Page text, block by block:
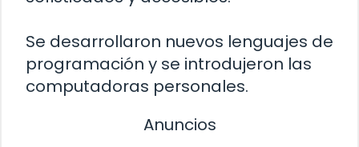
Se desarrollaron nuevos lenguajes de
programación y se introdujeron las
computadoras personales.
Anuncios